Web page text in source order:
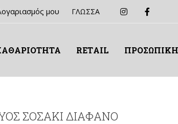
μου ΓΛΩΣΣΑ
RETΑIL
ΣΟΣΑΚΙ ΔΙΑΦΑΝΟ